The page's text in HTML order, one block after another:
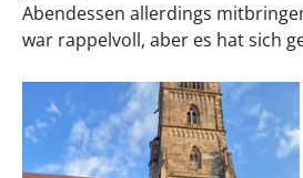
Abendessen allerdings
war rappelvoll, aber es hat sich